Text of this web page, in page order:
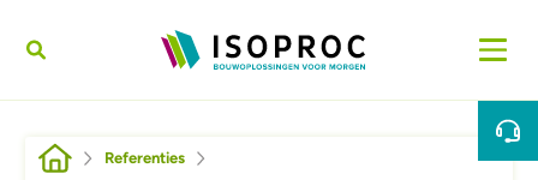
Kruimelpad
Referenties